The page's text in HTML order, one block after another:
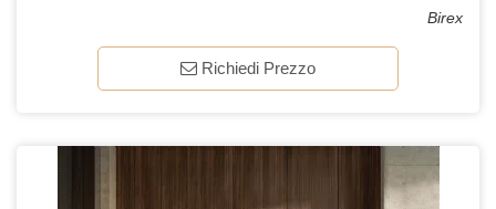
Birex
Richiedi Prezzo